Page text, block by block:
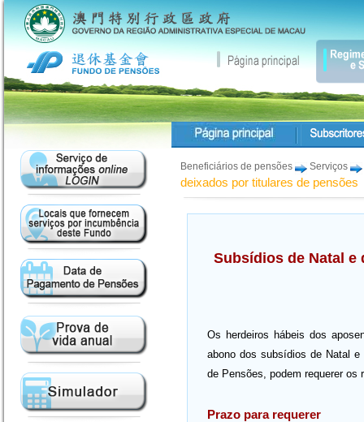
Beneficiários de pensões Serviços
deixados por titulares de pensões
Subsídios de Natal e
Os herdeiros hábeis dos
abono dos subsídios de Natal
de Pensões, podem requerer os
Prazo para requerer